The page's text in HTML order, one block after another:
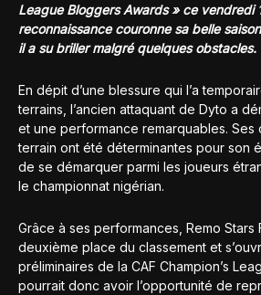
League Bloggers Awards » ce vendredi
reconnaissance couronne sa belle
il a su briller malgré quelques obstacles.
En dépit d’une blessure qui l’a
terrains, l’ancien attaquant de Dyto a
et une performance remarquables. Ses
terrain ont été déterminantes pour son
de se démarquer parmi les joueurs
le championnat nigérian.
Grâce à ses performances, Remo Stars
deuxième place du classement et
préliminaires de la CAF Champion’s
pourrait donc avoir l’opportunité de